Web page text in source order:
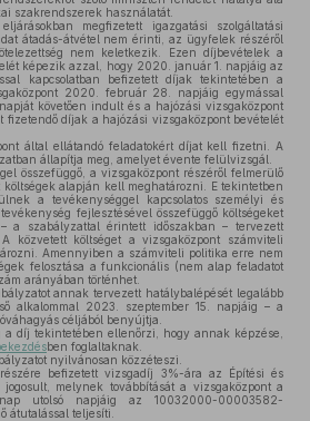
szakrendszerek használatát.
megfizetett igazgatási szolgáltatási
átadás-átvétel nem érinti, az ügyfelek részéről
nem keletkezik. Ezen díjbevételek a
képezik azzal, hogy 2020. január 1. napjáig az
kapcsolatban befizetett díjak tekintetében a
2020. február 28. napjáig egymással
követően indult és a hajózási vizsgaközpont
fizetendő díjak a hajózási vizsgaközpont bevételét
által ellátandó feladatokért díjat kell fizetni. A
állapítja meg, amelyet évente felülvizsgál.
összefüggő, a vizsgaközpont részéről felmerülő
alapján kell meghatározni. E tekintetben
a tevékenységgel kapcsolatos személyi és
fejlesztésével összefüggő költségeket
a szabályzattal érintett időszakban – tervezett
közvetett költséget a vizsgaközpont számviteli
Amennyiben a számviteli politika erre nem
felosztása a funkcionális (nem alap feladatot
arányában történhet.
annak tervezett hatálybalépését legalább
alkalommal 2023. szeptember 15. napjáig – a
céljából benyújtja.
a díj tekintetében ellenőrzi, hogy annak képzése,
ben foglaltaknak.
nyilvánosan közzéteszi.
befizetett vizsgadíj 3%-ára az Építési és
melynek továbbítását a vizsgaközpont a
utolsó napjáig az 10032000-00003582-
átutalással teljesíti.